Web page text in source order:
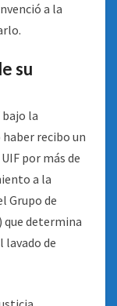
a la
su
bajo la
recibo un
por más de
a la
Grupo de
que determina
lavado de